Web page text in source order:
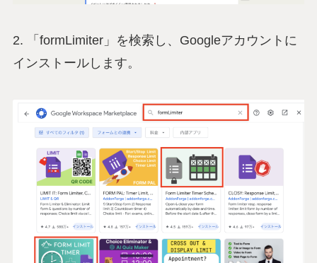
2. 「formLimiter」を検索し、Googleアカウントに
インストールします。